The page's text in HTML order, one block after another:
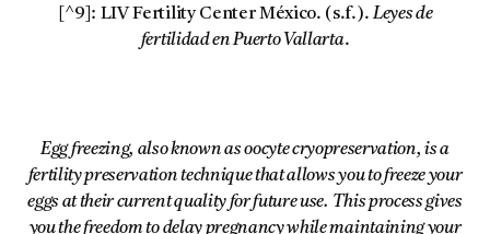
[^9]: LIV Fertility Center México. (s.f.).Leyes de
fertilidad en Puerto Vallarta.
Egg freezing, also known as oocyte cryopreservation, is a
fertility preservation technique that allows you to freeze your
eggs at their current quality for future use. This process gives
you the freedom to delay pregnancy while maintaining your